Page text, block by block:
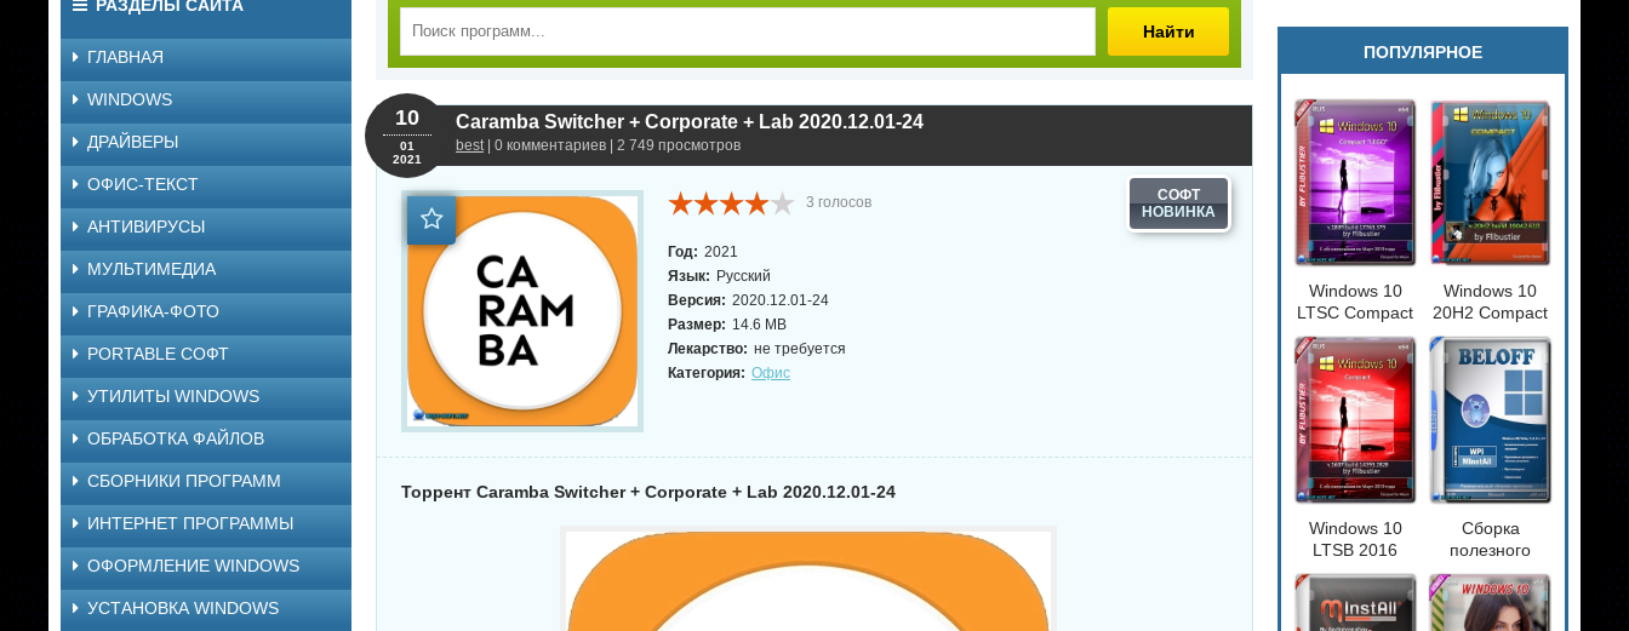
Найти
Caramba Switcher + Corporate + Lab 2020.12.01-24
best| 0 комментариев | 2 749 просмотров
10
01
2021
3 голосов СОФТ
Год: 2021
Язык: Русский
Версия: 2020.12.01-24
Размер: 14.6 MB
Лекарство: не требуется
Категория: Офис
Торрент Caramba Switcher + Corporate + Lab 2020.12.01-24
РАЗДЕЛЫ САЙТА
ГЛАВНАЯ
WINDOWS
ДРАЙВЕРЫ
ОФИС-ТЕКСТ
АНТИВИРУСЫ
МУЛЬТИМЕДИА
ГРАФИКА-ФОТО
PORTABLE СОФТ
УТИЛИТЫ WINDOWS
ОБРАБОТКА ФАЙЛОВ
СБОРНИКИ ПРОГРАММ
ИНТЕРНЕТ ПРОГРАММЫ
ОФОРМЛЕНИЕ WINDOWS
УСТАНОВКА WINDOWS
ПОПУЛЯРНОЕ
Windows 10
LTSC Compact
[17763.379]
Windows 10
20H2 Compact
[19042.610]
(x64) by
Windows 10
LTSB 2016
Compact
[14393.2828]
Сборка
полезного
софта -
BELOFF
2018.12.1